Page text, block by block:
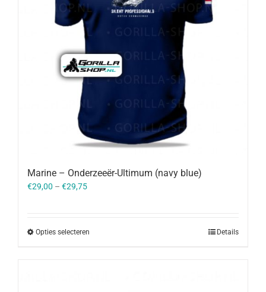
Marine – Onderzeeër-Ultimum (navy blue)
€29,00 – €29,75
Opties selecteren Details